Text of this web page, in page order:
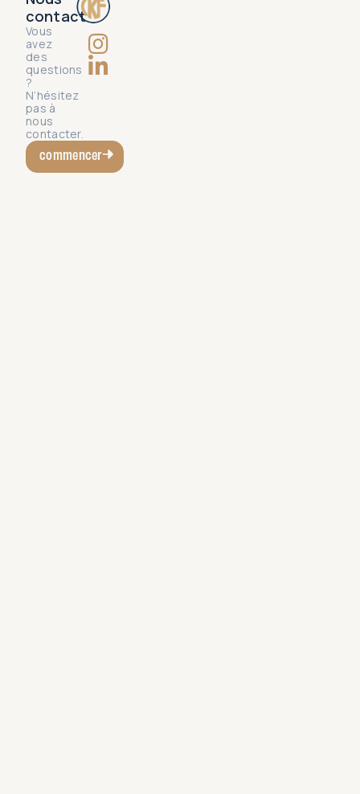
contact
Vous
avez
des
questions
?
N’hésitez
pas à
nous
contacter.
commencer